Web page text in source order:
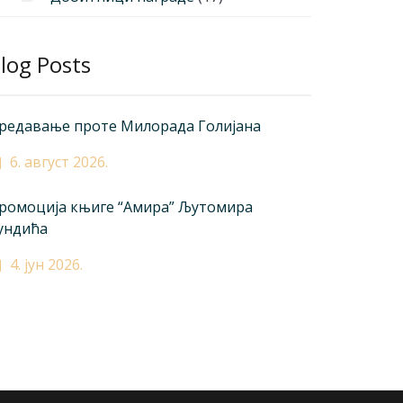
Posts
проте Милорада Голијана
6. август 2026.
књиге “Амира” Љутомира
4. јун 2026.